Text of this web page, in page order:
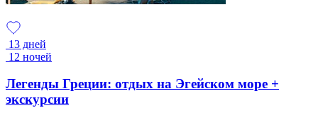
13 дней
12 ночей
Легенды Греции: отдых на Эгейском море +
экскурсии